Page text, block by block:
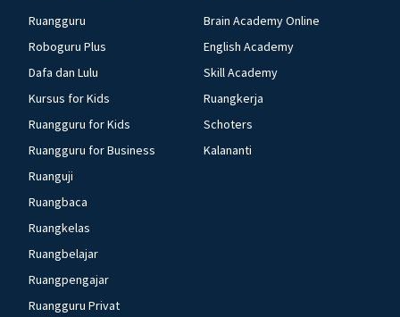
Ruangguru
Roboguru Plus
Dafa dan Lulu
Kursus for Kids
Ruangguru for Kids
Ruangguru for Business
Ruanguji
Ruangbaca
Ruangkelas
Ruangbelajar
Ruangpengajar
Ruangguru Privat
Brain Academy Online
English Academy
Skill Academy
Ruangkerja
Schoters
Kalananti